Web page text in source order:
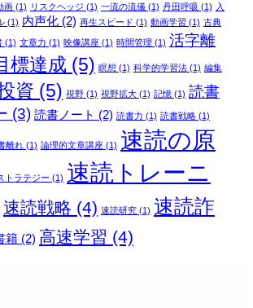
画(1) リスクヘッジ (1) 一流の流儀(1) 丹田呼吸 (1) 入
(1) 内声化(2) 再生スピード (1) 動画学習 (1) 古典
(1) 文章力 (1) 映像講座(1) 時間管理 (1) 活字離
標達成 (5) 瞑想 (1) 科学的学習法(1) 編集
資 (5) 視野(1) 視野拡大(1) 記憶(1) 読書
(3) 読書ノート (2) 読書力 (1) 読書戦略(1)
離れ(1) 論理的文章講座(1) 速読の原
トラテジー (1) 速読トレーニ
速読戦略 (4) 速読研究(1) 速読詐
籍(2) 高速学習 (4)